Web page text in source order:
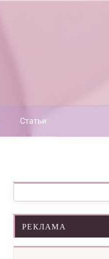
Статьи
РЕКЛАМА